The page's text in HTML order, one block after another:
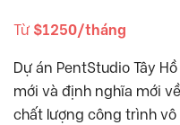
Hanoi Center
Heritage West
Hyundai HillState
Imperia Garden,
Từ $1250/tháng
Dự án PentStudio Tây
mới và định nghĩa mới
chất lượng công trình